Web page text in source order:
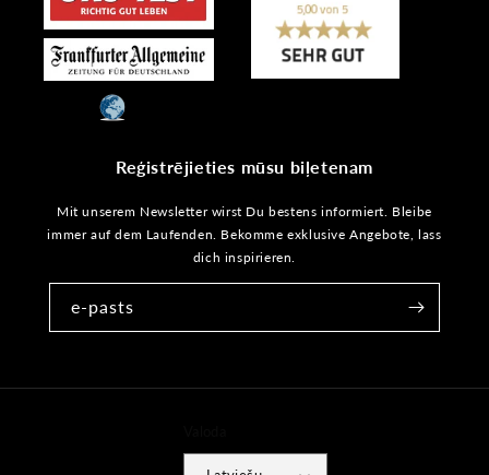
Reģistrējieties mūsu biļetenam
Mit unserem Newsletter wirst Du bestens informiert. Bleibe
immer auf dem Laufenden. Bekomme exklusive Angebote, lass
dich inspirieren.
e-pasts